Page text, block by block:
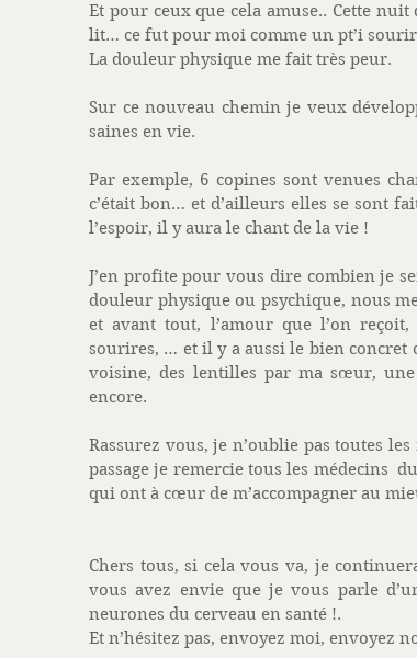
Et pour ceux que cela amuse.. Cette
lit… ce fut pour moi comme un pt’i
La douleur physique me fait très peur.
Sur ce nouveau chemin je veux
saines en vie.
Par exemple, 6 copines sont venues
c’était bon… et d’ailleurs elles se sont
l’espoir, il y aura le chant de la vie !
J’en profite pour vous dire combien je
douleur physique ou psychique, nous
et avant tout, l’amour que l’on
sourires, … et il y a aussi le bien concret
voisine, des lentilles par ma sœur,
encore.
Rassurez vous, je n’oublie pas toutes
passage je remercie tous les médecins
qui ont à cœur de m’accompagner au
Chers tous, si cela vous va, je
vous avez envie que je vous parle
neurones du cerveau en santé !.
Et n’hésitez pas, envoyez moi, envoyez